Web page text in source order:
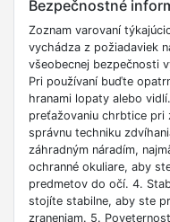
Bezpečnostné
Zoznam varovaní
vychádza z požiadaviek
všeobecnej bezpečnosti
Pri používaní buďte
hranami lopaty alebo
preťažovaniu chrbtice pri
správnu techniku
záhradným náradím,
ochranné okuliare, aby
predmetov do očí. 4.
stojíte stabilne, aby ste
zraneniam. 5.